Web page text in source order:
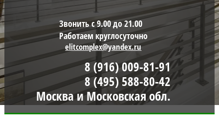
Звонить с 9.00 до 21.00
Работаем круглосуточно
elitcomplex@yandex.ru
8 (916) 009-81-91
8 (495) 588-80-42
Москва и Московская обл.